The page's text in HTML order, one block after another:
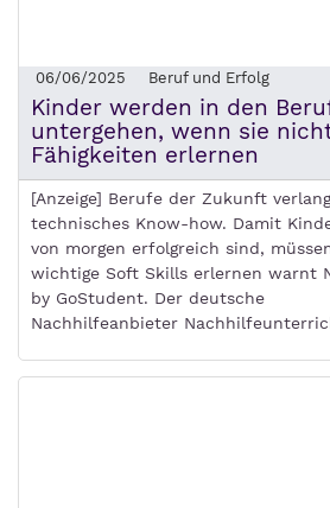
06/06/2025 Beruf und Erfolg
Kinder werden in den
untergehen, wenn sie
Fähigkeiten erlernen
[Anzeige] Berufe der Zukunft
technisches Know-how. Damit
von morgen erfolgreich sind,
wichtige Soft Skills erlernen warnt
by GoStudent. Der deutsche
Nachhilfeanbieter